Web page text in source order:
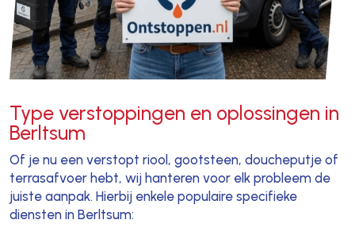
Type verstoppingen en oplossingen in
Berltsum
Of je nu een verstopt riool, gootsteen, doucheputje of
terrasafvoer hebt, wij hanteren voor elk probleem de
juiste aanpak. Hierbij enkele populaire specifieke
diensten in Berltsum: